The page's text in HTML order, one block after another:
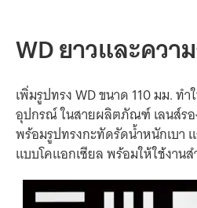
WDยาวและควา
เพิ่มรูปทรงWDขนาด110มม.ทำ
อุปกรณ์ในสายผลิตภัณฑ์เลนส์ร
พร้อมรูปทรงกะทัดรัดน้ำหนักเบา
แบบโคแอกเซียลพร้อมให้ใช้งาน